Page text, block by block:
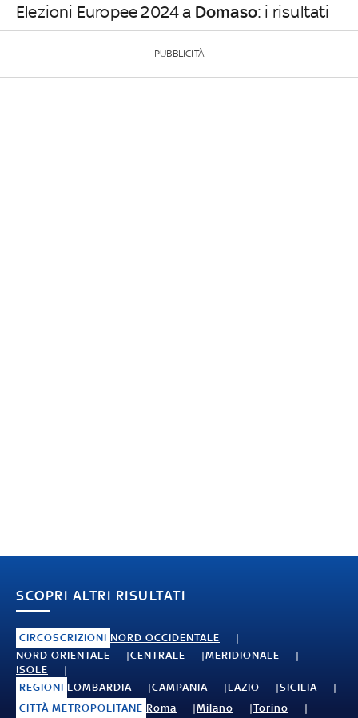
Elezioni Europee 2024 a Domaso: i risultati
PUBBLICITÀ
SCOPRI ALTRI RISULTATI
CIRCOSCRIZIONI NORD OCCIDENTALE
NORD ORIENTALE
CENTRALE
MERIDIONALE
ISOLE
REGIONI LOMBARDIA CAMPANIA LAZIO
SICILIA
CITTÀ METROPOLITANE Roma Milano
Torino